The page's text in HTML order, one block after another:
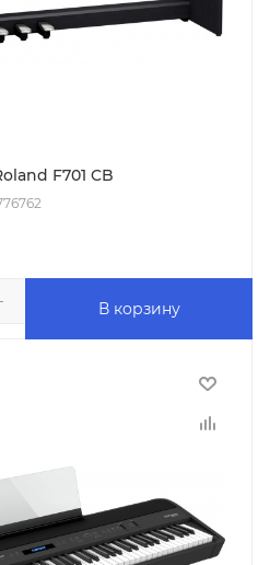
F701 CB
В корзину